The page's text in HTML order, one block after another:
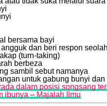
bersama bayi
dan beri respon
(turn-taking)
berbeza
sambil sebut namanya
untuk gabung bunyi dan
dalam posisi songsang
ibunya – Majalah Ilmu